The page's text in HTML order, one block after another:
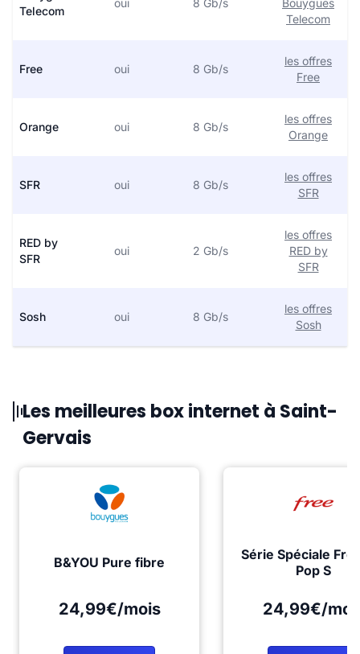
Telecom
oui 8 Gb/s
Bouygues
Telecom
Free oui 8 Gb/s
les offres
Free
Orange oui 8 Gb/s
les offres
Orange
SFR oui 8 Gb/s
les offres
SFR
RED by
SFR
oui 2 Gb/s
les offres
RED by
SFR
Sosh oui 8 Gb/s
les offres
Sosh
Les meilleures box internet à Saint-
Gervais
B&YOU Pure fibre
24,99€/mois
Série Spéciale
Pop S
24,99€/